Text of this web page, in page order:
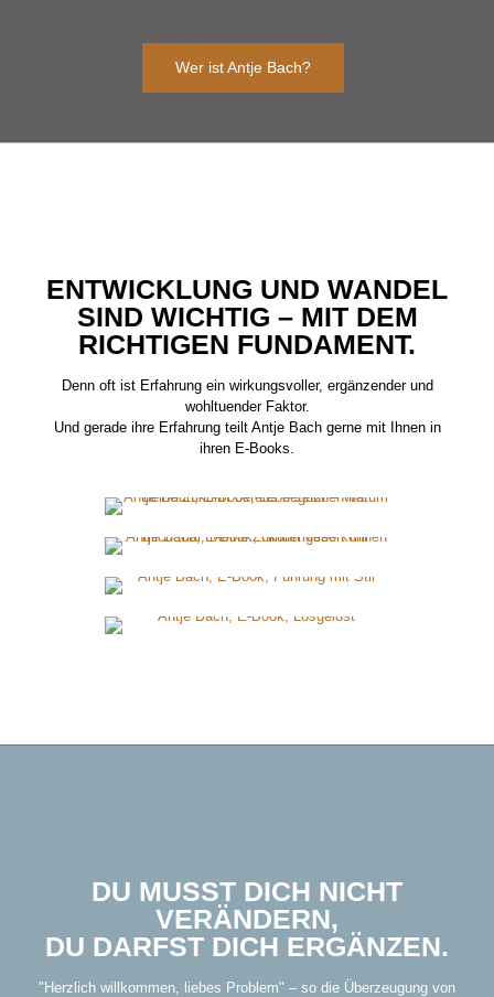
Wer ist Antje Bach?
ENTWICKLUNG UND WANDEL
SIND WICHTIG – MIT DEM
RICHTIGEN FUNDAMENT.
Denn oft ist Erfahrung ein wirkungsvoller, ergänzender und
wohltuender Faktor.
Und gerade ihre Erfahrung teilt Antje Bach gerne mit Ihnen in
ihren E-Books.
DU MUSST DICH NICHT
VERÄNDERN,
DU DARFST DICH ERGÄNZEN.
"Herzlich willkommen, liebes Problem" – so die Überzeugung von